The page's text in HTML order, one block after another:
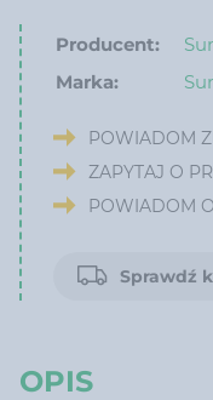
Producent:
Marka:
POWIADOM
ZAPYTAJ O
POWIADOM
Sprawdź
OPIS